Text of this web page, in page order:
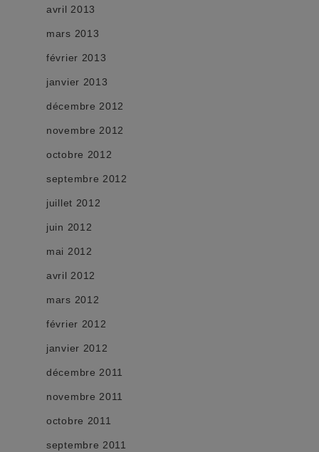
avril 2013
mars 2013
février 2013
janvier 2013
décembre 2012
novembre 2012
octobre 2012
septembre 2012
juillet 2012
juin 2012
mai 2012
avril 2012
mars 2012
février 2012
janvier 2012
décembre 2011
novembre 2011
octobre 2011
septembre 2011